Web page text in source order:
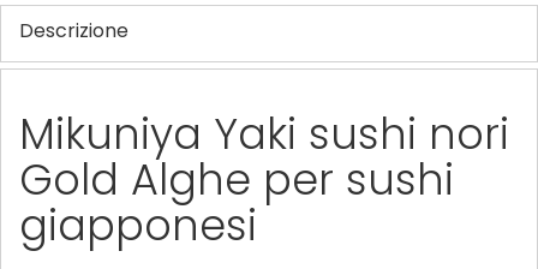
Descrizione
Mikuniya Yaki sushi nori
Gold Alghe per sushi
giapponesi